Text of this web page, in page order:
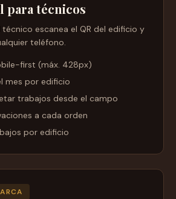
para técnicos
técnico escanea el QR del edificio y
teléfono.
first (máx. 428px)
mes por edificio
trabajos desde el campo
a cada orden
por edificio